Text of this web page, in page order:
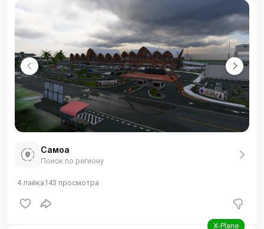
Самоа
Поиск по региону
4лайка143 просмотра